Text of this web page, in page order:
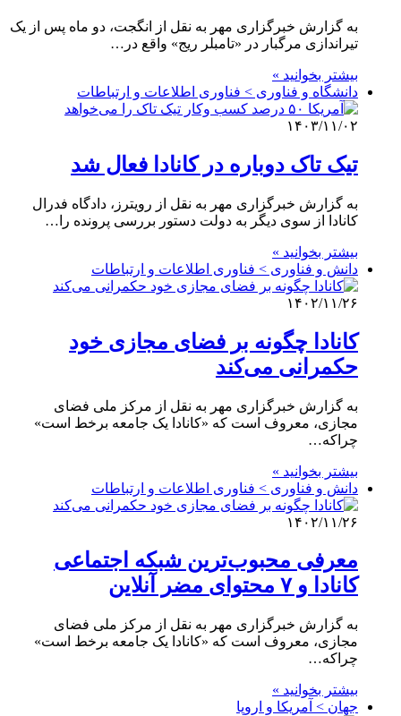
به گزارش خبرگزاری مهر به نقل از انگجت، دو ماه پس از یک
تیراندازی مرگبار در «تامبلر ریج» واقع در…
بیشتر بخوانید »
دانشگاه و فناوری > فناوری اطلاعات و ارتباطات
۱۴۰۳/۱۱/۰۲
تیک تاک دوباره در کانادا فعال شد
به گزارش خبرگزاری مهر به نقل از رویترز، دادگاه فدرال
کانادا از سوی دیگر به دولت دستور بررسی پرونده را…
بیشتر بخوانید »
دانش و فناوری > فناوری اطلاعات و ارتباطات
۱۴۰۲/۱۱/۲۶
کانادا چگونه بر فضای مجازی خود
حکمرانی می‌کند
به گزارش خبرگزاری مهر به نقل از مرکز ملی فضای
مجازی، معروف است که «کانادا یک جامعه برخط است»
چراکه…
بیشتر بخوانید »
دانش و فناوری > فناوری اطلاعات و ارتباطات
۱۴۰۲/۱۱/۲۶
معرفی محبوب‌ترین شبکه اجتماعی
کانادا و ۷ محتوای مضر آنلاین
به گزارش خبرگزاری مهر به نقل از مرکز ملی فضای
مجازی، معروف است که «کانادا یک جامعه برخط است»
چراکه…
بیشتر بخوانید »
جهان > آمریکا و اروپا